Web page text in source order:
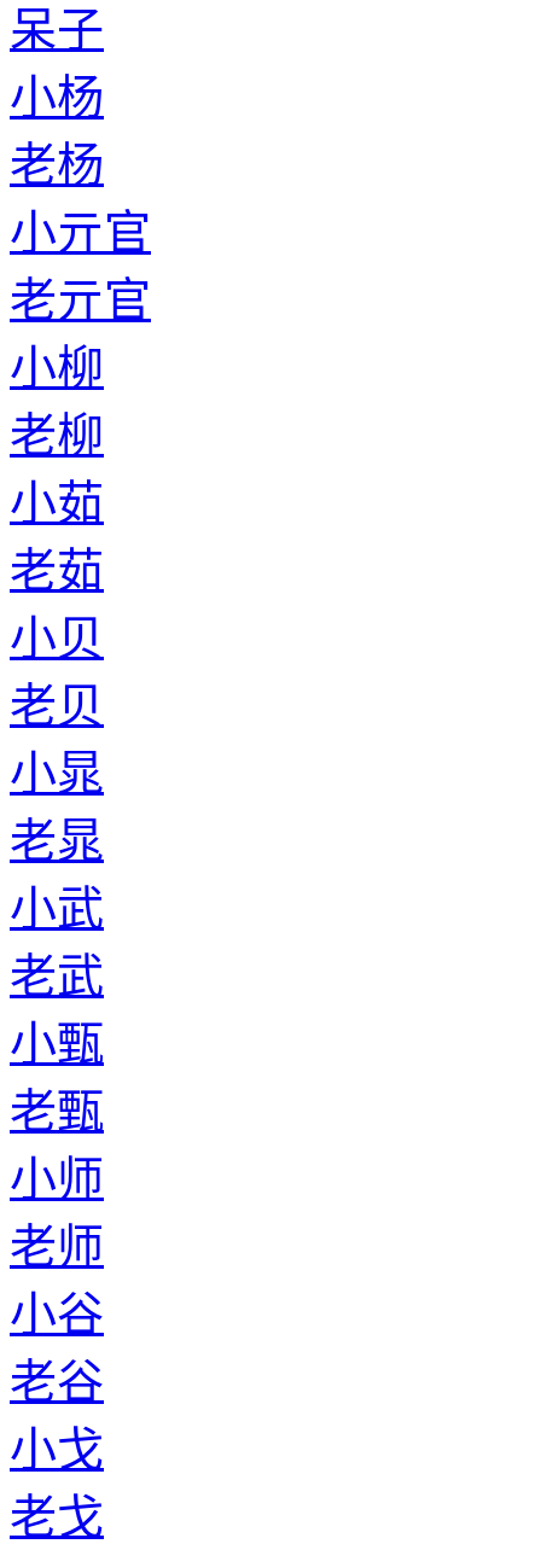
呆子
小杨
老杨
小亓官
老亓官
小柳
老柳
小茹
老茹
小贝
老贝
小晁
老晁
小武
老武
小甄
老甄
小师
老师
小谷
老谷
小戈
老戈